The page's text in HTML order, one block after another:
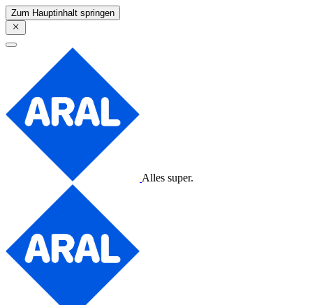
Zum Hauptinhalt springen
Alles super.